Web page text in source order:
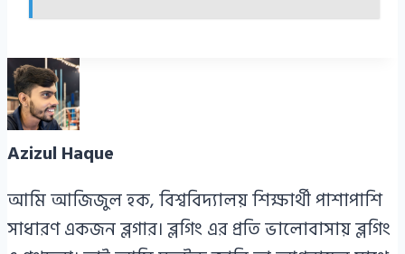
Azizul Haque
আমি আজিজুল হক, বিশ্ববিদ্যালয় শিক্ষার্থী পাশাপাশি
সাধারণ একজন ব্লগার। ব্লগিং এর প্রতি ভালোবাসায় ব্লগিং